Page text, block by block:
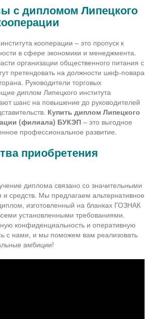
с дипломом Липецкого
кооперации – это пропуск к
в сфере экономики и менеджмента.
организации общественного питания с
претендовать на должности шеф-повара
Руководители торговых
диплом Липецкого института
шанс на повышение до руководителей
Купить диплом Липецкого
(филиала) БУКЭП – это выгодное
профессиональное развитие.
приобретения
диплома связано со значительными
и средств. Мы предлагаем альтернативное
изготовленный на бланках ГОЗНАК
установленными требованиями.
конфиденциальность и оперативную
с нами, и мы поможем вам реализовать
амбиции!